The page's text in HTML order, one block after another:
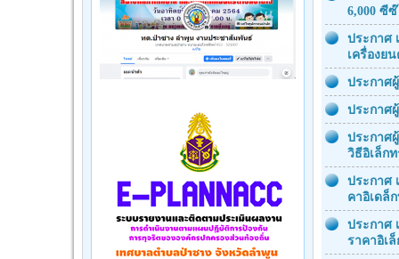
6,000 ซี
ประกาศ
เครื่องย
ประกาศ
ประกาศ
ประกาศ
วิธีอิเล็ก
ประกาศ
คาอิเดล็
ประกาศ
ราคาอิเ